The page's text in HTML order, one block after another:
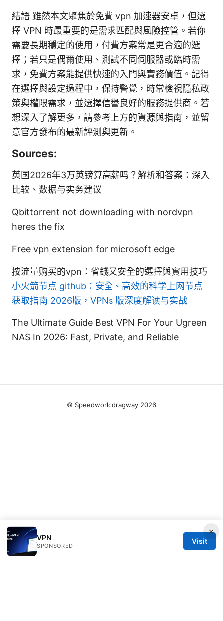
結語 雖然本文聚焦於免費 vpn 加速器安卓，但選
擇 VPN 時最重要的是需求匹配與風險控管。若你
需要長期穩定的使用，付費方案常是更合適的選
擇；若只是偶爾使用、測試不同伺服器或臨時需
求，免費方案能提供快速的入門與實務價值。記得
在選擇與設定過程中，保持警覺，時常檢視隱私政
策與權限需求，並選擇信譽良好的服務提供商。若
想深入了解更多，請參考上方的資源與指南，並留
意官方發布的最新評測與更新。
Sources:
英国2026年3万英镑算高薪吗？解析和答案：深入
比较、数据与实务建议
Qbittorrent not downloading with nordvpn
heres the fix
Free vpn extension for microsoft edge
按流量购买的vpn：省錢又安全的選擇與實用技巧
小火箭节点 github：安全、高效的科学上网节点
获取指南 2026版，VPNs 版深度解读与实战
The Ultimate Guide Best VPN For Your Ugreen
NAS In 2026: Fast, Private, and Reliable
×
VPN
SPONSORED
Visit
© Speedworlddragway 2026